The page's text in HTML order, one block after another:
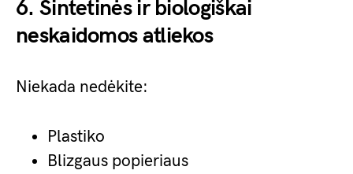
6. Sintetinės ir biologiškai
neskaidomos atliekos
Niekada nedėkite:
Plastiko
Blizgaus popieriaus